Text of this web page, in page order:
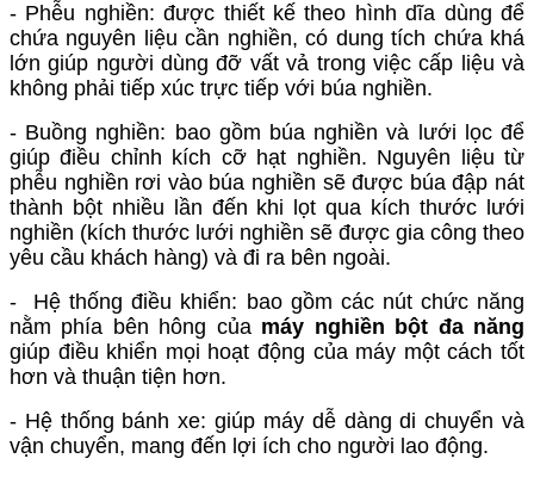
- Phễu nghiền: được thiết kế theo hình dĩa dùng để
chứa nguyên liệu cần nghiền, có dung tích chứa khá
lớn giúp người dùng đỡ vất vả trong việc cấp liệu và
không phải tiếp xúc trực tiếp với búa nghiền.
- Buồng nghiền: bao gồm búa nghiền và lưới lọc để
giúp điều chỉnh kích cỡ hạt nghiền. Nguyên liệu từ
phễu nghiền rơi vào búa nghiền sẽ được búa đập nát
thành bột nhiều lần đến khi lọt qua kích thước lưới
nghiền (kích thước lưới nghiền sẽ được gia công theo
yêu cầu khách hàng) và đi ra bên ngoài.
- Hệ thống điều khiển: bao gồm các nút chức năng
nằm phía bên hông của máy nghiền bột đa năng
giúp điều khiển mọi hoạt động của máy một cách tốt
hơn và thuận tiện hơn.
- Hệ thống bánh xe: giúp máy dễ dàng di chuyển và
vận chuyển, mang đến lợi ích cho người lao động.